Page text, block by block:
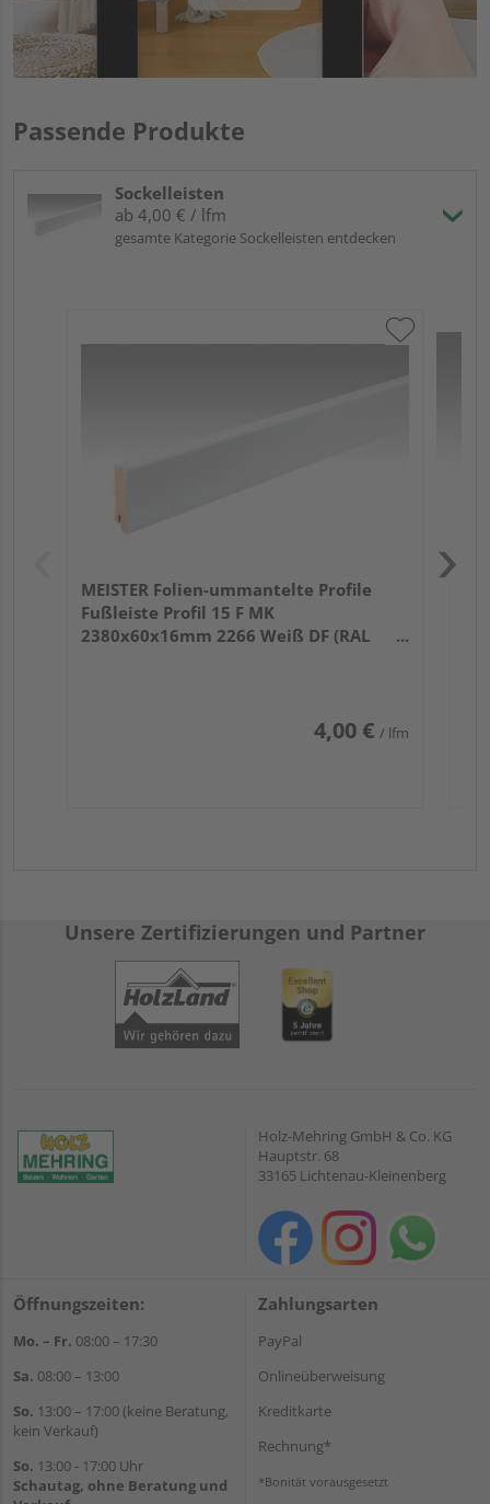
Passende Produkte
Sockelleisten
ab 4,00 € / lfm
gesamte Kategorie Sockelleisten entdecken
MEISTER Folien-ummantelte Profile
Fußleiste Profil 15 F MK
2380x60x16mm 2266 Weiß DF (RAL
4,00 € / lfm
Unsere Zertifizierungen und Partner
Holz-Mehring GmbH & Co. KG
Hauptstr. 68
33165 Lichtenau-Kleinenberg
Öffnungszeiten:
Mo. – Fr. 08:00 – 17:30
Sa. 08:00 – 13:00
So. 13:00 – 17:00 (keine Beratung,
kein Verkauf)
So. 13:00 - 17:00 Uhr
Schautag, ohne Beratung und
Zahlungsarten
PayPal
Onlineüberweisung
Kreditkarte
Rechnung*
*Bonität vorausgesetzt